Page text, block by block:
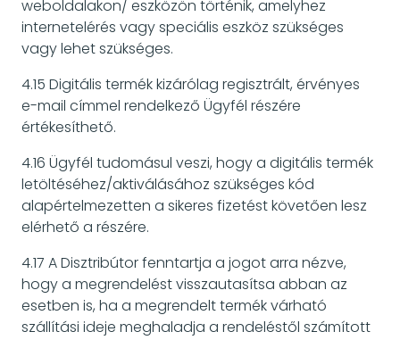
weboldalakon/ eszközön történik, amelyhez
internetelérés vagy speciális eszköz szükséges
vagy lehet szükséges.
4.15 Digitális termék kizárólag regisztrált, érvényes
e-mail címmel rendelkező Ügyfél részére
értékesíthető.
4.16 Ügyfél tudomásul veszi, hogy a digitális termék
letöltéséhez/aktiválásához szükséges kód
alapértelmezetten a sikeres fizetést követően lesz
elérhető a részére.
4.17 A Disztribútor fenntartja a jogot arra nézve,
hogy a megrendelést visszautasítsa abban az
esetben is, ha a megrendelt termék várható
szállítási ideje meghaladja a rendeléstől számított